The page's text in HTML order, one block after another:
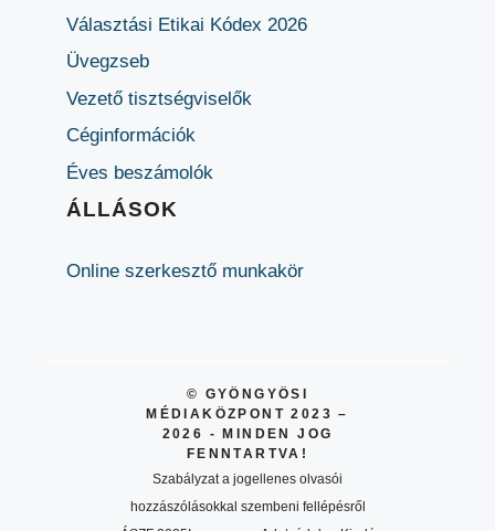
Választási Etikai Kódex 2026
Üvegzseb
Vezető tisztségviselők
Céginformációk
Éves beszámolók
ÁLLÁSOK
Online szerkesztő munkakör
© GYÖNGYÖSI
MÉDIAKÖZPONT 2023 –
2026 - MINDEN JOG
FENNTARTVA!
Szabályzat a jogellenes olvasói
hozzászólásokkal szembeni fellépésről